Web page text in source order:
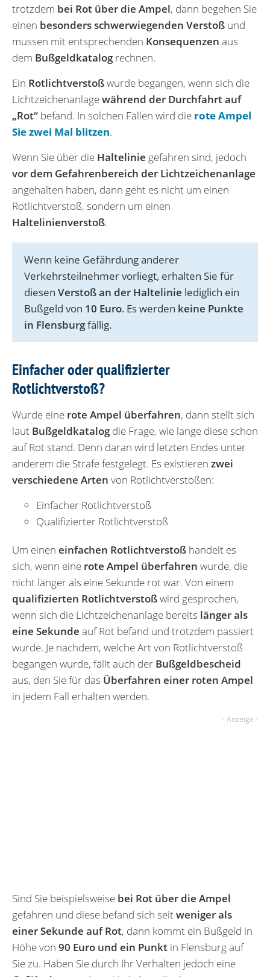
trotzdem bei Rot über die Ampel, dann begehen Sie
einen besonders schwerwiegenden Verstoß und
müssen mit entsprechenden Konsequenzen aus
dem Bußgeldkatalogrechnen.
Ein Rotlichtverstoßwurde begangen, wenn sich die
Lichtzeichenanlagewährend der Durchfahrt auf
„Rot“ befand. In solchen Fällen wird die rote Ampel
Sie zwei Mal blitzen.
Wenn Sie über die Haltelinie gefahren sind, jedoch
vor dem Gefahrenbereich der Lichtzeichenanlage
angehalten haben, dann geht es nicht um einen
Rotlichtverstoß, sondern um einen
Haltelinienverstoß.
Wenn keine Gefährdung anderer
Verkehrsteilnehmer vorliegt, erhalten Sie für
diesen Verstoß an der Haltelinie lediglich ein
Bußgeld von 10 Euro. Es werden keine Punkte
in Flensburgfällig.
Einfacher oder qualifizierter
Rotlichtverstoß?
Wurde eine rote Ampel überfahren, dann stellt sich
laut Bußgeldkatalogdie Frage, wie lange diese schon
auf Rot stand. Denn daran wird letzten Endes unter
anderem die Strafe festgelegt. Es existieren zwei
verschiedene Arten von Rotlichtverstößen:
Einfacher Rotlichtverstoß
Qualifizierter Rotlichtverstoß
Um einen einfachen Rotlichtverstoß handelt es
sich, wenn eine rote Ampel überfahren wurde, die
nicht länger als eine Sekunde rot war. Von einem
qualifizierten Rotlichtverstoßwird gesprochen,
wenn sich die Lichtzeichenanlage bereits länger als
eine Sekunde auf Rot befand und trotzdem passiert
wurde. Je nachdem, welche Art von Rotlichtverstoß
begangen wurde, fällt auch der Bußgeldbescheid
aus, den Sie für das Überfahren einer roten Ampel
in jedem Fall erhalten werden.
Sind Sie beispielsweise bei Rot über die Ampel
gefahren und diese befand sich seit weniger als
einer Sekunde auf Rot, dann kommt ein Bußgeld in
Höhe von 90 Euro und ein Punkt in Flensburg auf
Sie zu. Haben Sie durch Ihr Verhalten jedoch eine